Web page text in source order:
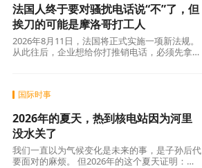
法国人终于要对骚扰电话说“不”了，但
挨刀的可能是摩洛哥打工人
2026年8月11日，法国将正式实施一项新法规。
从此往后，企业想给你打推销电话，必须先拿到
UFC-Que Choisir的调查更扎心：97%的法国人
天都会在手机上接到此类电话。可以说，全法国
几乎找不到一个没被骚扰电话烦过的人。
国际时事
2026年的夏天，热到核电站因为河里
没水关了
我们一直以为气候变化是未来的事，是子孙后代
要面对的麻烦。 但2026年的这个夏天证明：未